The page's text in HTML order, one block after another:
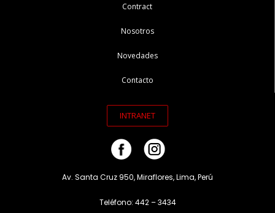
Contract
Nosotros
Novedades
Contacto
INTRANET
Av. Santa Cruz 950, Miraflores, Lima, Perú
Teléfono: 442 – 3434